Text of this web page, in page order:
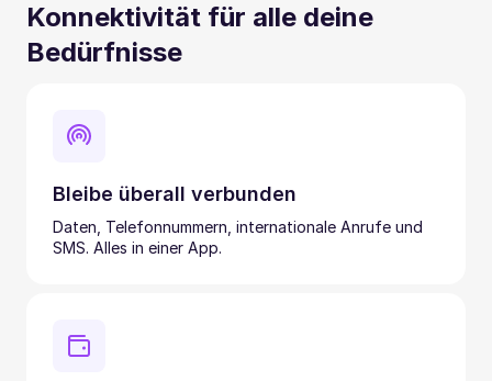
Konnektivität für alle deine
Bedürfnisse
Bleibe überall verbunden
Daten, Telefonnummern, internationale Anrufe und
SMS. Alles in einer App.